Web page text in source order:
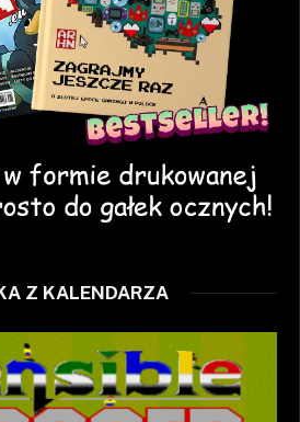
Z KALENDARZA